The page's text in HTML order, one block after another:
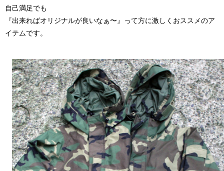
自己満足でも
『出来ればオリジナルが良いなぁ〜』って方に激しくおススメのア
イテムです。